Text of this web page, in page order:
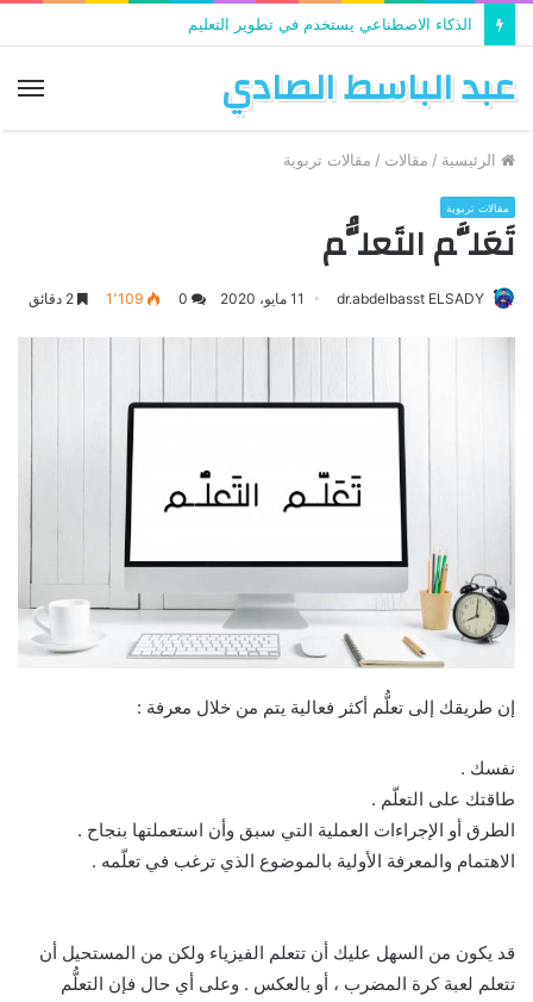
الذكاء الاصطناعي يستخدم في تطوير التعليم
عبد الباسط الصادي
الرئيسية / مقالات / مقالات تربوية
مقالات تربوية
تَعَلَّم التَعلُّم
dr.abdelbasst ELSADY 11 مايو، 2020 0 1٬109
إن طريقك إلى تعلُّم أكثر فعالية يتم من خلال معرفة :
نفسك .
طاقتك على التعلّم .
الطرق أو الإجراءات العملية التي سبق وأن استعملتها بنجاح .
الاهتمام والمعرفة الأولية بالموضوع الذي ترغب في تعلّمه .
قد يكون من السهل عليك أن تتعلم الفيزياء ولكن من المستحيل أن
تتعلم لعبة كرة المضرب ، أو بالعكس . وعلى أي حال فإن التعلُّم